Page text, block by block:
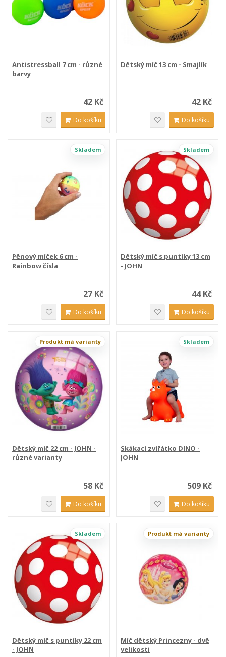
Antistressball 7 cm - různé
barvy
42 Kč
Do košíku
Dětský míč 13 cm - Smajlík
42 Kč
Do košíku
Skladem
Pěnový míček 6 cm -
Rainbow čísla
27 Kč
Do košíku
Skladem
Dětský míč s puntíky 13 cm
- JOHN
44 Kč
Do košíku
Produkt má varianty
Dětský míč 22 cm - JOHN -
různé varianty
58 Kč
Do košíku
Skladem
Skákací zvířátko DINO -
JOHN
509 Kč
Do košíku
Skladem
Dětský míč s puntíky 22 cm
- JOHN
Produkt má varianty
Míč dětský Princezny - dvě
velikosti